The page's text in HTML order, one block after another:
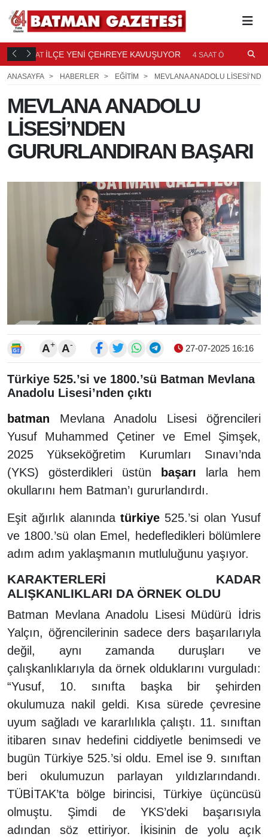
4 SAAT İLÇE YENİ ÇEHREYE KAVUŞUYOR 4 SAAT ÖNCE
ANASAYFA
HABERLER EĞİTİM MEVLANA ANADOLU
MEVLANA ANADOLU
LİSESİ’NDEN
GURURLANDIRAN BAŞARI
A+ A- 27-07-2025 16:16
Türkiye 525.’si ve 1800.’sü Batman Mevlana
Anadolu Lisesi’nden çıktı
batman Mevlana Anadolu Lisesi öğrencileri
Yusuf Muhammed Çetiner ve Emel Şimşek,
2025 Yükseköğretim Kurumları Sınavı’nda
(YKS) gösterdikleri üstün
başarı larla hem
okullarını hem Batman’ı gururlandırdı.
Eşit ağırlık alanında türkiye 525.’si olan Yusuf
ve 1800.’sü olan Emel, hedefledikleri bölümlere
adım adım yaklaşmanın mutluluğunu yaşıyor.
KARAKTERLERİ KADAR
ALIŞKANLIKLARI DA ÖRNEK OLDU
Batman Mevlana Anadolu Lisesi Müdürü İdris
Yalçın, öğrencilerinin sadece ders başarılarıyla
değil, aynı zamanda duruşları ve
çalışkanlıklarıyla da örnek olduklarını vurguladı:
“Yusuf, 10. sınıfta başka bir şehirden
okulumuza nakil geldi. Kısa sürede çevresine
uyum sağladı ve kararlılıkla çalıştı. 11. sınıftan
itibaren sınav hedefini ciddiyetle benimsedi ve
bugün Türkiye 525.’si oldu. Emel ise 9. sınıftan
beri okulumuzun parlayan yıldızlarındandı.
TÜBİTAK’ta bölge birincisi, Türkiye üçüncüsü
olmuştu. Şimdi de YKS’deki başarısıyla
adından söz ettiriyor. İkisinin de yolu açık